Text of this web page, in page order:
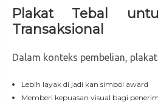
Plakat Tebal
Transaksional
Dalam konteks pembelian,
Lebih layak di jadi kan simbol award
Memberi kepuasan visual bagi